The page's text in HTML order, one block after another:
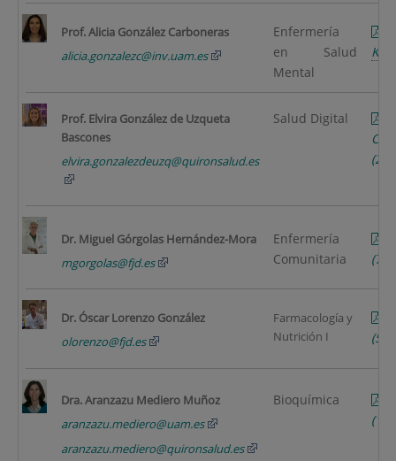
Prof. Alicia González Carboneras
alicia.gonzalezc@inv.uam.es
Enfermería
en Salud
Mental
KB
Prof. Elvira González de Uzqueta
Bascones
elvira.gonzalezdeuzq@quironsalud.es
Salud Digital
Dr. Miguel Górgolas Hernández-Mora
mgorgolas@fjd.es
Enfermería
Comunitaria
Dr. Óscar Lorenzo González
olorenzo@fjd.es
Farmacología y
Nutrición I
(5
Dra. Aranzazu Mediero Muñoz
aranzazu.mediero@uam.es
aranzazu.mediero@quironsalud.es
Bioquímica
(11